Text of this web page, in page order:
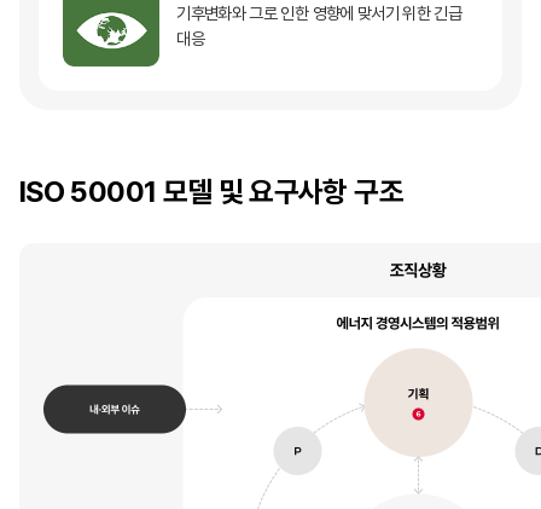
기후변화와 그로 인한 영향에 맞서기 위한 긴급
대응
ISO 50001 모델 및 요구사항 구조